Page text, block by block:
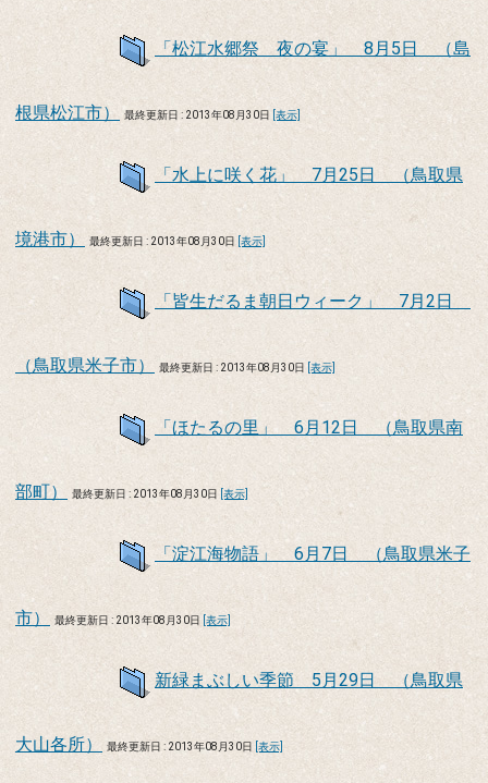
「松江水郷祭 夜の宴」 8月5日 （島
根県松江市） 最終更新日 : 2013年08月30日 [表示]
「水上に咲く花」 7月25日 （鳥取県
境港市） 最終更新日 : 2013年08月30日 [表示]
「皆生だるま朝日ウィーク」 7月2日
（鳥取県米子市） 最終更新日 : 2013年08月30日 [表示]
「ほたるの里」 6月12日 （鳥取県南
部町） 最終更新日 : 2013年08月30日 [表示]
「淀江海物語」 6月7日 （鳥取県米子
市） 最終更新日 : 2013年08月30日 [表示]
新緑まぶしい季節 5月29日 （鳥取県
大山各所） 最終更新日 : 2013年08月30日 [表示]